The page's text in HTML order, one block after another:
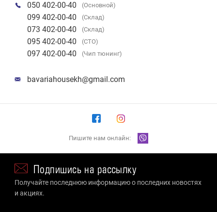
050 402-00-40 (Основной)
099 402-00-40 (Склад)
073 402-00-40 (Склад)
095 402-00-40 (СТО)
097 402-00-40 (Чип тюнинг)
bavariahousekh@gmail.com
Пишите нам онлайн:
Подпишись на рассылку
Получайте последнюю информацию о последних новостях
и акциях.